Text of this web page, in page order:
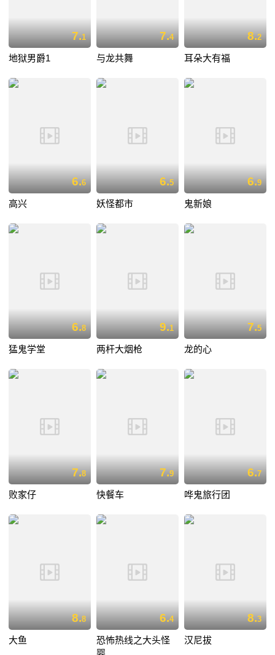
7.1
地狱男爵1
7.4
与龙共舞
8.2
耳朵大有福
6.6
高兴
6.5
妖怪都市
6.9
鬼新娘
6.8
猛鬼学堂
9.1
两杆大烟枪
7.5
龙的心
7.8
败家仔
7.9
快餐车
6.7
哗鬼旅行团
8.8
大鱼
6.4
恐怖热线之大头怪
8.3
汉尼拔